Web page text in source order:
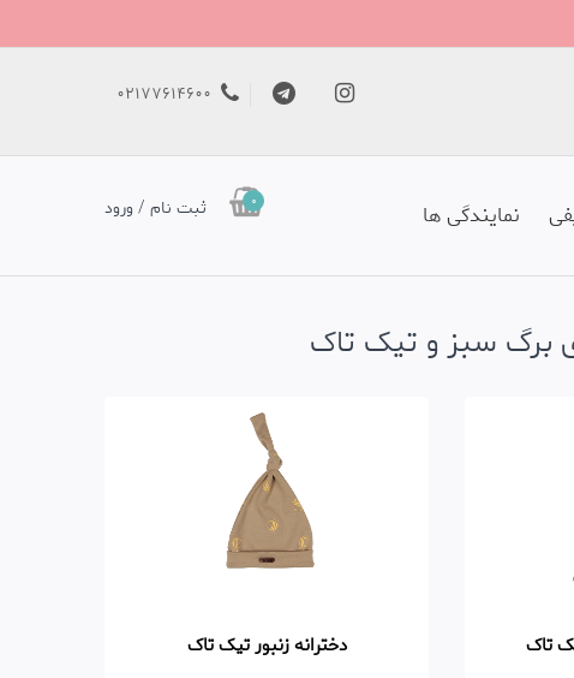
نمایندگی ها 0 ثبت نام / ورود
برگ سبز و تیک تاک
تاک دخترانه زنبور تیک تاک